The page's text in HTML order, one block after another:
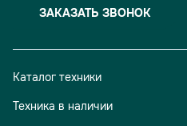
Каталог техники
Техника в наличии
ЗАКАЗАТЬ ЗВОНОК